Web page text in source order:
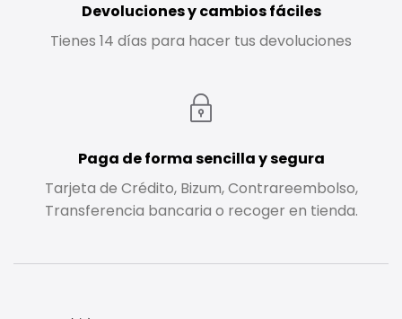
Devoluciones y cambios fáciles
Tienes 14 días para hacer tus devoluciones
Paga de forma sencilla y segura
Tarjeta de Crédito, Bizum, Contrareembolso,
Transferencia bancaria o recoger en tienda.